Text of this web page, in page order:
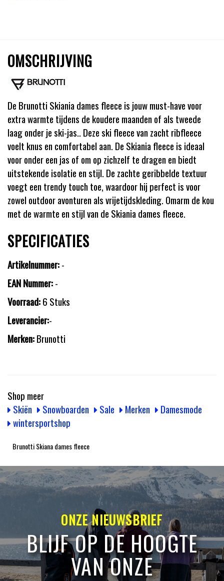
OMSCHRIJVING
De Brunotti Skiania dames fleece is jouw must-have voor
extra warmte tijdens de koudere maanden of als tweede
laag onder je ski-jas.. Deze ski fleece van zacht ribfleece
voelt knus en comfortabel aan. De Skiania fleece is ideaal
voor onder een jas of om op zichzelf te dragen en biedt
uitstekende isolatie en stijl. De zachte geribbelde textuur
voegt een trendy touch toe, waardoor hij perfect is voor
zowel outdoor avonturen als vrijetijdskleding. Omarm de kou
met de warmte en stijl van de Skiania dames fleece.
SPECIFICATIES
Artikelnummer:-
EAN Nummer:-
Voorraad:6 Stuks
Leverancier:-
Merken:Brunotti
Shop meer
Skiën
Snowboarden Sale Merken
Damesmode
wintersportshop
Brunotti Skiana dames fleece
ONZE NIEUWSBRIEF
BLIJF OP DE HOOGTE
VAN ONZE